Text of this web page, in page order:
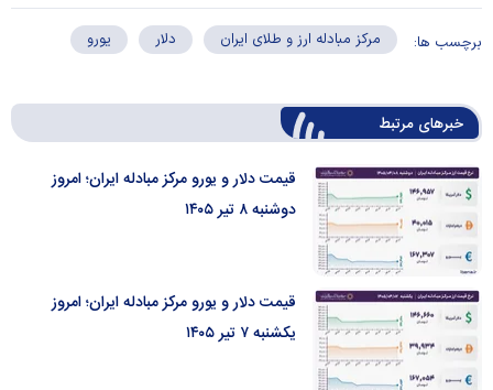
برچسب ها: مرکز مبادله ارز و طلای ایران دلار یورو
خبرهای مرتبط
قیمت دلار و یورو مرکز مبادله ایران؛ امروز
دوشنبه ۸ تیر ۱۴۰۵
قیمت دلار و یورو مرکز مبادله ایران؛ امروز
یکشنبه ۷ تیر ۱۴۰۵